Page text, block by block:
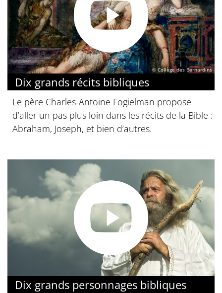
© Collège des Bernardins
Dix grands récits bibliques
Le père Charles-Antoine Fogielman propose
d’aller un pas plus loin dans les récits de la Bible :
Abraham, Joseph, et bien d’autres.
© Collège des Bernardins
Dix grands personnages bibliques